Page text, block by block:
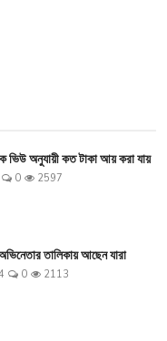
ভিউ অনুযায়ী কত টাকা আয় করা যায়
0 2597
তালিকায় আছেন যারা
0 2113